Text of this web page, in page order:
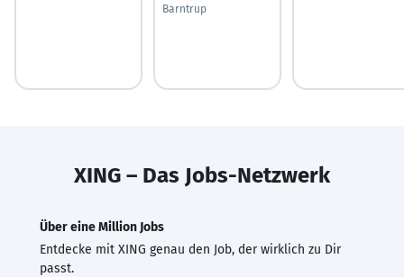
Barntrup
XING – Das Jobs-Netzwerk
Über eine Million Jobs
Entdecke mit XING genau den Job, der wirklich zu Dir
passt.